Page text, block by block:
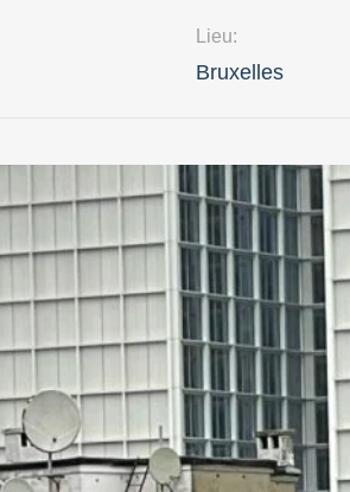
Lieu:
Bruxelles